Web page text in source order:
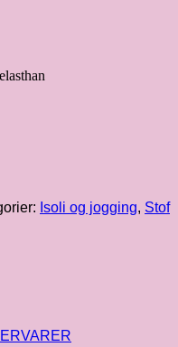
Isoli og jogging, Stof